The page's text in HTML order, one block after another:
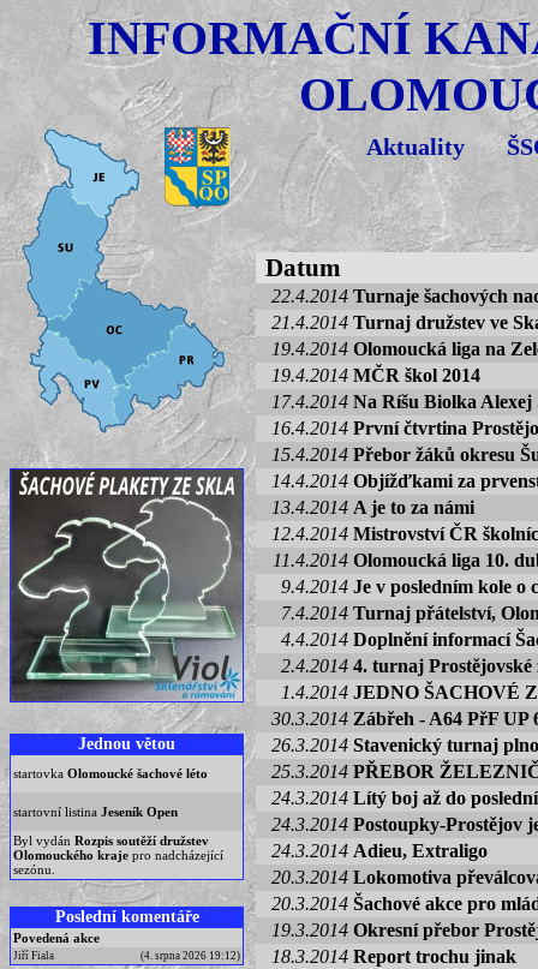
INFORMAČNÍ
Jednou větou
startovka Olomoucké šachové léto
startovní listina Jeseník Open
Byl vydán Rozpis soutěží družstev
Olomouckého kraje pro nadcházející
sezónu.
Poslední komentáře
Povedená akce
Jiří Fiala (4. srpna 2026 19:12)
Aktuality
Datum
22.4.2014 Turnaje šachových
21.4.2014 Turnaj družstev ve
19.4.2014 Olomoucká liga na
19.4.2014 MČR škol 2014
17.4.2014 Na Ríšu Biolka Alexej
16.4.2014 První čtvrtina
15.4.2014 Přebor žáků okresu
14.4.2014 Objížďkami za
13.4.2014 A je to za námi
12.4.2014 Mistrovství ČR
11.4.2014 Olomoucká liga 10.
9.4.2014 Je v posledním kole o
7.4.2014 Turnaj přátelství,
4.4.2014 Doplnění informací
2.4.2014 4. turnaj Prostějovské
1.4.2014 JEDNO ŠACHOVÉ
30.3.2014 Zábřeh - A64 PřF UP
26.3.2014 Stavenický turnaj
25.3.2014 PŘEBOR
24.3.2014 Lítý boj až do
24.3.2014 Postoupky-Prostějov
24.3.2014 Adieu, Extraligo
20.3.2014 Lokomotiva
20.3.2014 Šachové akce pro
19.3.2014 Okresní přebor
18.3.2014 Report trochu jinak